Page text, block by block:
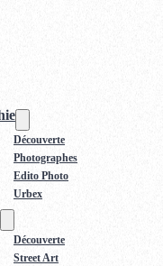
Découverte
Photographes
Edito Photo
Urbex
Découverte
Street Art